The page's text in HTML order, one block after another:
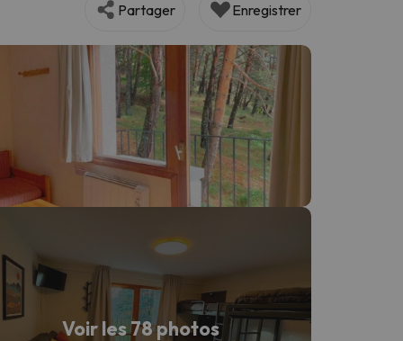
Partager Enregistrer
Voir les 78 photos